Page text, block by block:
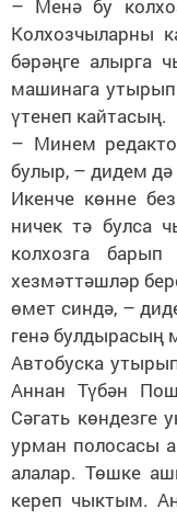
– Менә бу
Колхозчыларны
бәрәңге алырга
машинага
үтенеп кайтасың.
– Минем
булыр, – дидем
Икенче көнне
ничек тә булса
колхозга барып
хезмәттәшләр
өмет синдә, –
генә булдырасың
Автобуска
Аннан Түбән
Сәгать көндезге
урман полосасы
алалар. Төшке
кереп чыктым.